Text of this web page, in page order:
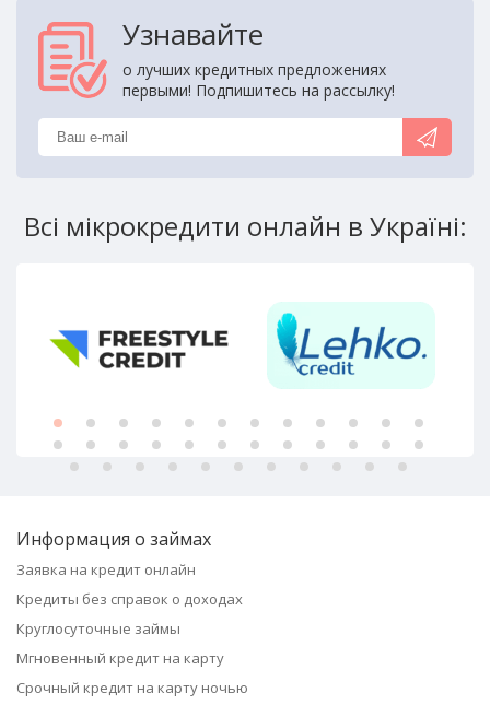
Узнавайте
о лучших кредитных предложениях
первыми! Подпишитесь на рассылку!
Всі мікрокредити онлайн в Україні:
Информация о займах
Заявка на кредит онлайн
Кредиты без справок о доходах
Круглосуточные займы
Мгновенный кредит на карту
Срочный кредит на карту ночью